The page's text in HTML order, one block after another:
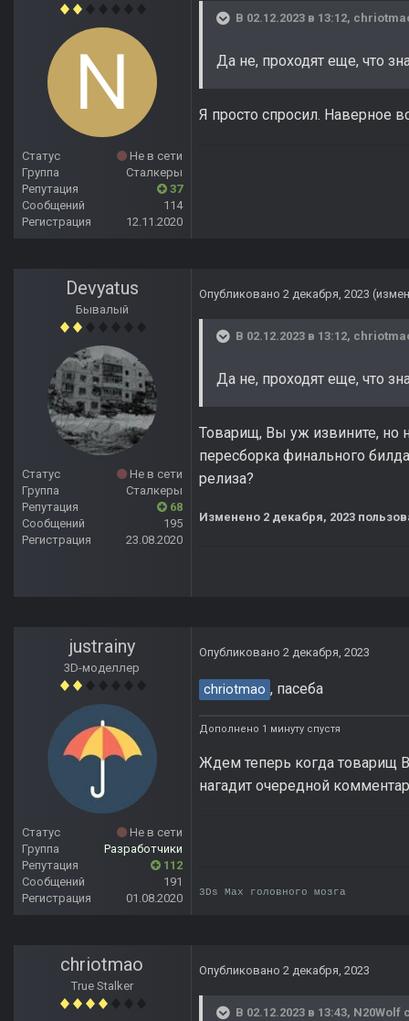
Статус
Не в сети
Группа
Сталкеры
Репутация
37
Сообщений
114
Регистрация
12.11.2020
В 02.12.2023 в 13:12,
Да не, проходят еще, что
Я просто спросил. Наверное
Devyatus
Бывалый
Статус
Не в сети
Группа
Сталкеры
Репутация
68
Сообщений
195
Регистрация
23.08.2020
Опубликовано 2 декабря, 2023
В 02.12.2023 в 13:12,
Да не, проходят еще, что
Товарищ, Вы уж извините, но
пересборка финального
релиза?
Изменено 2 декабря, 2023
justrainy
3D-моделлер
Статус
Не в сети
Группа
Разработчики
Репутация
112
Сообщений
191
Регистрация
01.08.2020
Опубликовано 2 декабря, 2023
chriotmao , пасеба
Дополнено 1 минуту спустя
Ждем теперь когда товарищ
нагадит очередной
3Ds Max головного мозга
chriotmao
True Stalker
Опубликовано 2 декабря, 2023
В 02.12.2023 в 13:43, N20Wolf